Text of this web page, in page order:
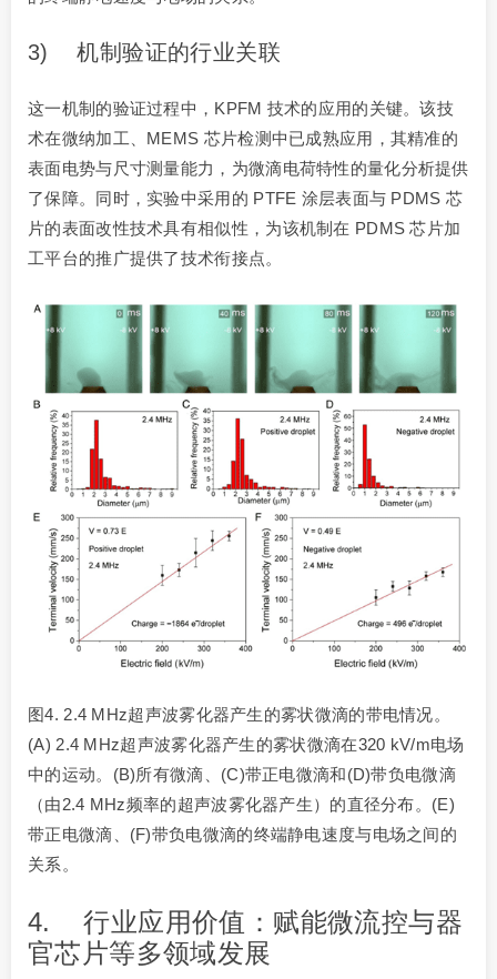
3) 机制验证的行业关联
这一机制的验证过程中，KPFM 技术的应用的关键。该技
术在微纳加工、MEMS 芯片检测中已成熟应用，其精准的
表面电势与尺寸测量能力，为微滴电荷特性的量化分析提供
了保障。同时，实验中采用的 PTFE 涂层表面与 PDMS 芯
片的表面改性技术具有相似性，为该机制在 PDMS 芯片加
工平台的推广提供了技术衔接点。
图4. 2.4 MHz超声波雾化器产生的雾状微滴的带电情况。
(A) 2.4 MHz超声波雾化器产生的雾状微滴在320 kV/m电场
中的运动。(B)所有微滴、(C)带正电微滴和(D)带负电微滴
（由2.4 MHz频率的超声波雾化器产生）的直径分布。(E)
带正电微滴、(F)带负电微滴的终端静电速度与电场之间的
关系。
4. 行业应用价值：赋能微流控与器
官芯片等多领域发展